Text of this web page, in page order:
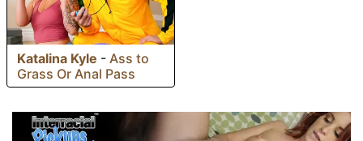
Katalina Kyle - Ass to
Grass Or Anal Pass